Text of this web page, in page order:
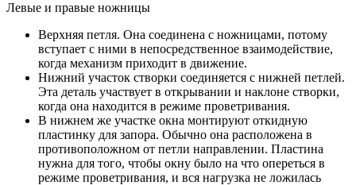
Левые и правые ножницы
Верхняя петля. Она соединена с ножницами, потому
вступает с ними в непосредственное взаимодействие,
когда механизм приходит в движение.
Нижний участок створки соединяется с нижней петлей.
Эта деталь участвует в открывании и наклоне створки,
когда она находится в режиме проветривания.
В нижнем же участке окна монтируют откидную
пластинку для запора. Обычно она расположена в
противоположном от петли направлении. Пластина
нужна для того, чтобы окну было на что опереться в
режиме проветривания, и вся нагрузка не ложилась